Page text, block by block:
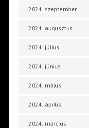
2024. szeptember
2024. augusztus
2024. július
2024. június
2024. május
2024. április
2024. március